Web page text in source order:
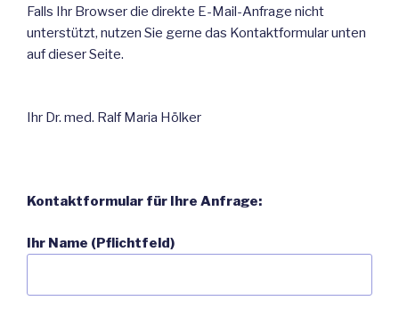
Falls Ihr Browser die direkte E-Mail-Anfrage nicht
unterstützt, nutzen Sie gerne das Kontaktformular unten
auf dieser Seite.
Ihr Dr. med. Ralf Maria Hölker
Kontaktformular für Ihre Anfrage:
Ihr Name (Pflichtfeld)